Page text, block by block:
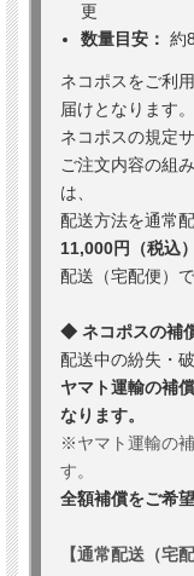
更
数量目安： 約
ネコポスをご利
届けとなります。
ネコポスの規定
ご注文内容の組
は、
配送方法を通常
11,000円（税込
配送（宅配便）
◆ ネコポスの補
配送中の紛失・
ヤマト運輸の補
なります。
※ヤマト運輸の
す。
全額補償をご希
【通常配送（宅